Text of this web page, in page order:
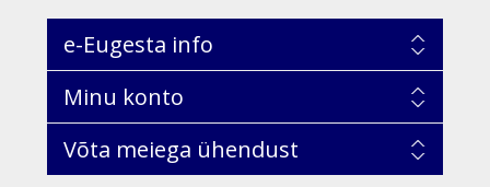
e-Eugesta info
Minu konto
Võta meiega ühendust